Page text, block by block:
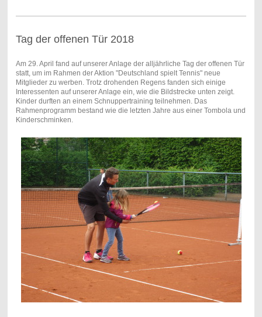
Tag der offenen Tür 2018
Am 29. April fand auf unserer Anlage der alljährliche Tag der offenen Tür
statt, um im Rahmen der Aktion "Deutschland spielt Tennis" neue
Mitglieder zu werben. Trotz drohenden Regens fanden sich einige
Interessenten auf unserer Anlage ein, wie die Bildstrecke unten zeigt.
Kinder durften an einem Schnuppertraining teilnehmen. Das
Rahmenprogramm bestand wie die letzten Jahre aus einer Tombola und
Kinderschminken.